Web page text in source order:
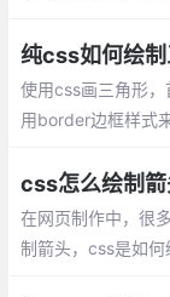
gin(padding)-top
使用css画三角形
用border边框样式
css怎么绘制箭
在网页制作中，很
制箭头，css是如